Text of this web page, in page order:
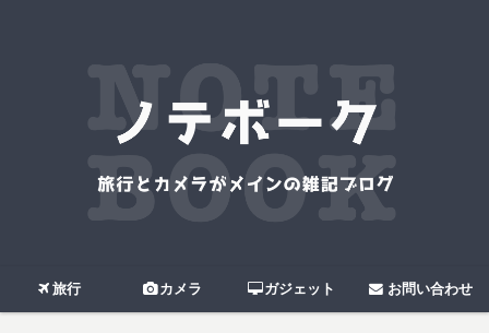
旅行 カメラ ガジェット お問い合わせ